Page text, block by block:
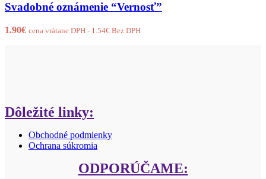
Svadobné oznámenie “Vernosť”
1.90€ cena vrátane DPH - 1.54€ Bez DPH
Dôležité linky:
Obchodné podmienky
Ochrana súkromia
ODPORÚČAME: